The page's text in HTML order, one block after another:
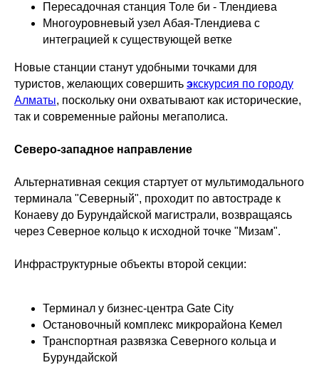
Пересадочная станция Толе би - Тлендиева
Многоуровневый узел Абая-Тлендиева с
интеграцией к существующей ветке
Новые станции станут удобными точками для
туристов, желающих совершить экскурсия по городу
Алматы, поскольку они охватывают как исторические,
так и современные районы мегаполиса.
Северо-западное направление
Альтернативная секция стартует от мультимодального
терминала "Северный", проходит по автостраде к
Конаеву до Бурундайской магистрали, возвращаясь
через Северное кольцо к исходной точке "Мизам".
Инфраструктурные объекты второй секции:
Терминал у бизнес-центра Gate City
Остановочный комплекс микрорайона Кемел
Транспортная развязка Северного кольца и
Бурундайской